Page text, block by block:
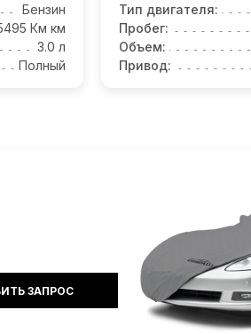
Бензин
Км км
3.0 л
Полный
Тип двигателя:
Пробег:
Объем:
Привод: